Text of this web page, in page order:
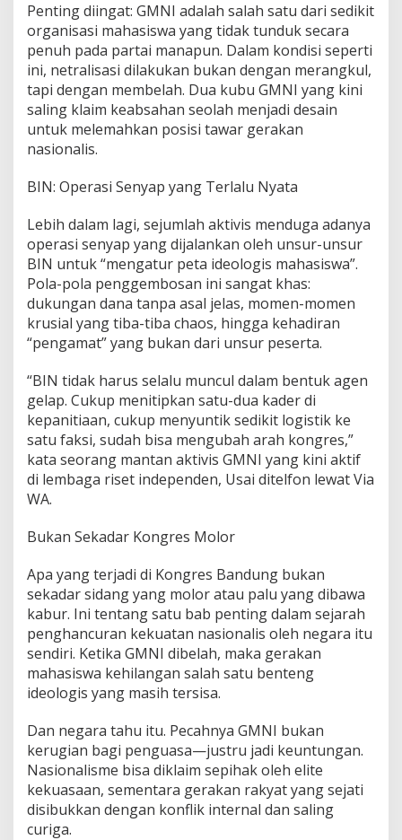
Penting diingat: GMNI adalah salah satu dari sedikit
organisasi mahasiswa yang tidak tunduk secara
penuh pada partai manapun. Dalam kondisi seperti
ini, netralisasi dilakukan bukan dengan merangkul,
tapi dengan membelah. Dua kubu GMNI yang kini
saling klaim keabsahan seolah menjadi desain
untuk melemahkan posisi tawar gerakan
nasionalis.
BIN: Operasi Senyap yang Terlalu Nyata
Lebih dalam lagi, sejumlah aktivis menduga adanya
operasi senyap yang dijalankan oleh unsur-unsur
BIN untuk “mengatur peta ideologis mahasiswa”.
Pola-pola penggembosan ini sangat khas:
dukungan dana tanpa asal jelas, momen-momen
krusial yang tiba-tiba chaos, hingga kehadiran
“pengamat” yang bukan dari unsur peserta.
“BIN tidak harus selalu muncul dalam bentuk agen
gelap. Cukup menitipkan satu-dua kader di
kepanitiaan, cukup menyuntik sedikit logistik ke
satu faksi, sudah bisa mengubah arah kongres,”
kata seorang mantan aktivis GMNI yang kini aktif
di lembaga riset independen, Usai ditelfon lewat Via
WA.
Bukan Sekadar Kongres Molor
Apa yang terjadi di Kongres Bandung bukan
sekadar sidang yang molor atau palu yang dibawa
kabur. Ini tentang satu bab penting dalam sejarah
penghancuran kekuatan nasionalis oleh negara itu
sendiri. Ketika GMNI dibelah, maka gerakan
mahasiswa kehilangan salah satu benteng
ideologis yang masih tersisa.
Dan negara tahu itu. Pecahnya GMNI bukan
kerugian bagi penguasa—justru jadi keuntungan.
Nasionalisme bisa diklaim sepihak oleh elite
kekuasaan, sementara gerakan rakyat yang sejati
disibukkan dengan konflik internal dan saling
curiga.